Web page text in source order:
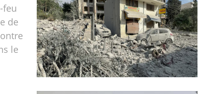
feu
de
le